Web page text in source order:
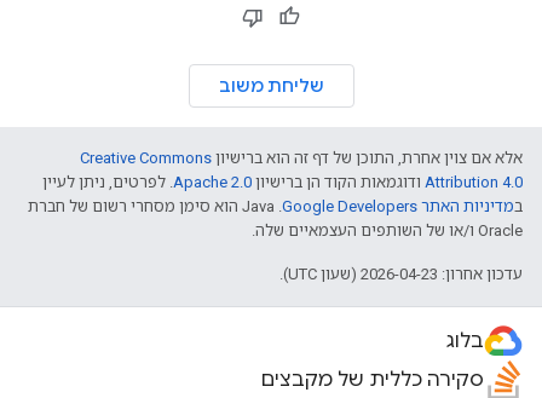
שליחת משוב
אלא אם צוין אחרת, התוכן של דף זה הוא ברישיון Creative Commons
Attribution 4.0 ודוגמאות הקוד הן ברישיון Apache 2.0. לפרטים, ניתן לעיין
במדיניות האתר Google Developers‏
.‏ Java הוא סימן מסחרי רשום של חברת
Oracle ו/או של השותפים העצמאיים שלה.
עדכון אחרון: 2026-04-23 (שעון UTC).
בלוג
סקירה כללית של מקבצים